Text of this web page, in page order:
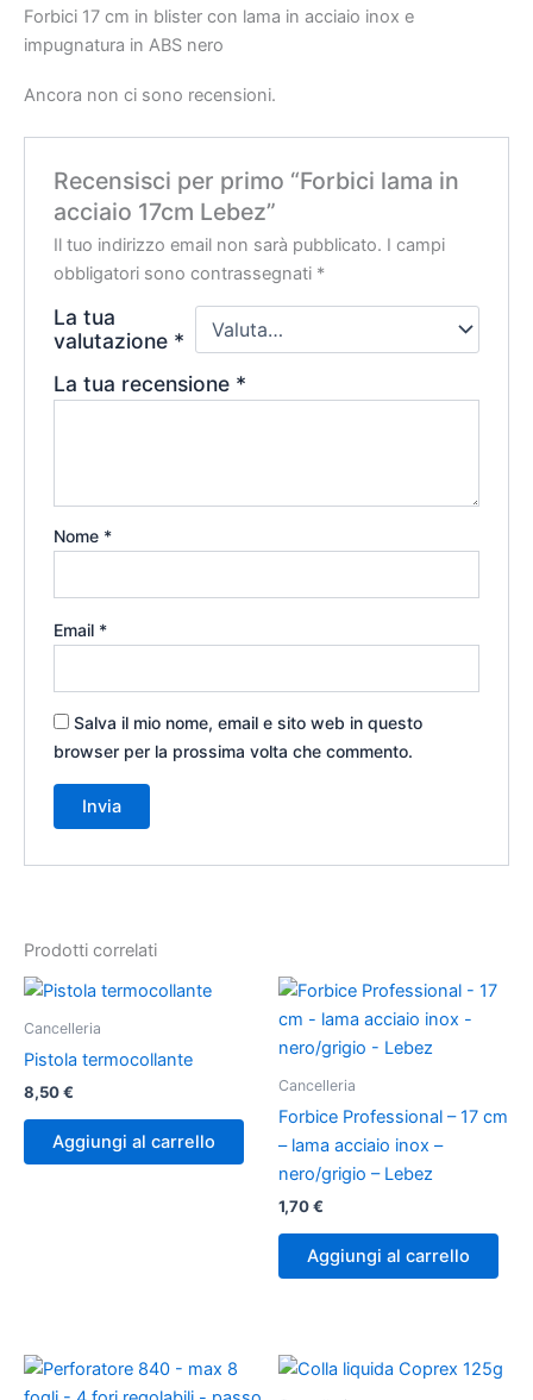
Forbici 17 cm in blister con lama in acciaio inox e
impugnatura in ABS nero
Ancora non ci sono recensioni.
Recensisci per primo “Forbici lama in
acciaio 17cm Lebez”
Il tuo indirizzo email non sarà pubblicato. I campi
obbligatori sono contrassegnati *
La tua
valutazione *
La tua recensione *
Nome *
Email *
Salva il mio nome, email e sito web in questo
browser per la prossima volta che commento.
Prodotti correlati
Cancelleria
Pistola termocollante
8,50€
Aggiungi al carrello
Cancelleria
Forbice Professional – 17 cm
– lama acciaio inox –
nero/grigio – Lebez
1,70€
Aggiungi al carrello